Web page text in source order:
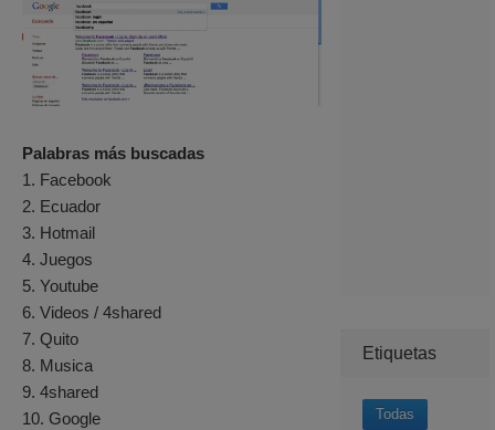
Palabras más buscadas
1. Facebook
2. Ecuador
3. Hotmail
4. Juegos
5. Youtube
6. Videos / 4shared
7. Quito
8. Musica
9. 4shared
10. Google
Etiquetas
Todas